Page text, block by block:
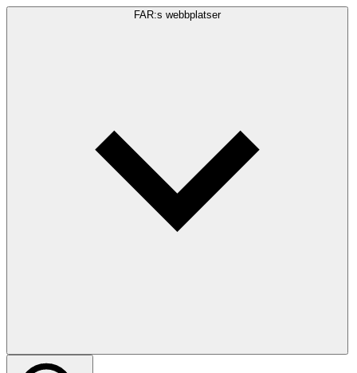
FAR:s webbplatser